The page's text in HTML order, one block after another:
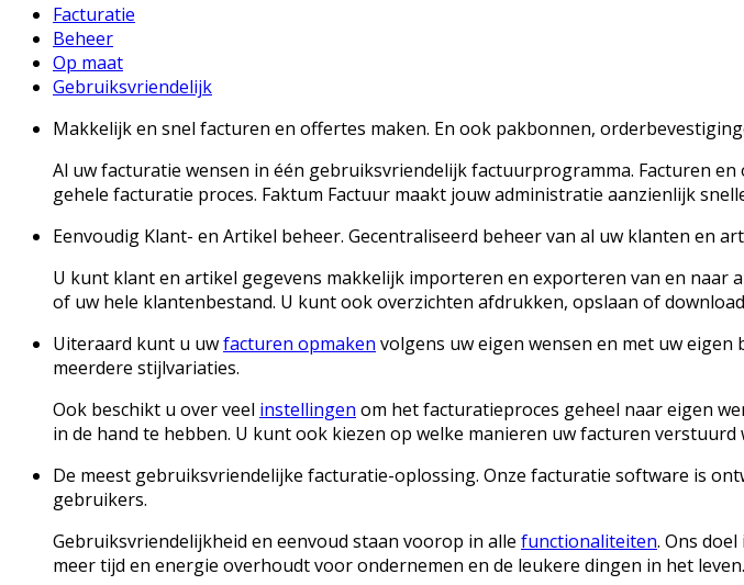
Facturatie
Beheer
Op maat
Gebruiksvriendelijk
Makkelijk en snel facturen en offertes maken. En ook pakbonnen,
Al uw facturatie wensen in één gebruiksvriendelijk factuurprogramma. Facturen
gehele facturatie proces. Faktum Factuur maakt jouw administratie aanzienlijk
Eenvoudig Klant- en Artikel beheer. Gecentraliseerd beheer van al uw klanten en
U kunt klant en artikel gegevens makkelijk importeren en exporteren van en naar
of uw hele klantenbestand. U kunt ook overzichten afdrukken, opslaan of
Uiteraard kunt u uwfacturen opmaken volgens uw eigen wensen en met uw
meerdere stijlvariaties.
Ook beschikt u over veel instellingen om het facturatieproces geheel naar eigen
in de hand te hebben. U kunt ook kiezen op welke manieren uw facturen
De meest gebruiksvriendelijke facturatie-oplossing. Onze facturatie software is
gebruikers.
Gebruiksvriendelijkheid en eenvoud staan voorop in alle functionaliteiten. Ons
meer tijd en energie overhoudt voor ondernemen en de leukere dingen in het